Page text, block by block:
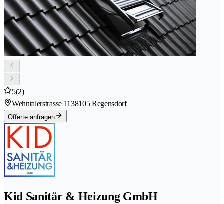
5(2)
Wehntalerstrasse 1138105 Regensdorf
Offerte anfragen
Kid Sanitär & Heizung GmbH